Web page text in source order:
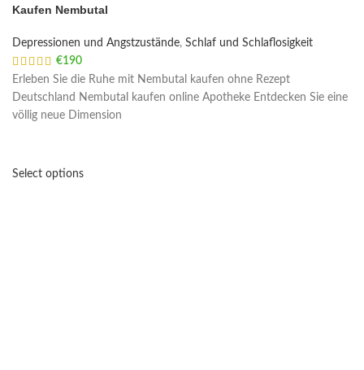
Kaufen Nembutal
Depressionen und Angstzustände, Schlaf und Schlaflosigkeit
€190
Erleben Sie die Ruhe mit Nembutal kaufen ohne Rezept
Deutschland Nembutal kaufen online Apotheke Entdecken Sie eine
völlig neue Dimension
Select options